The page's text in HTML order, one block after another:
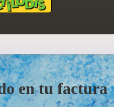
en tu factura